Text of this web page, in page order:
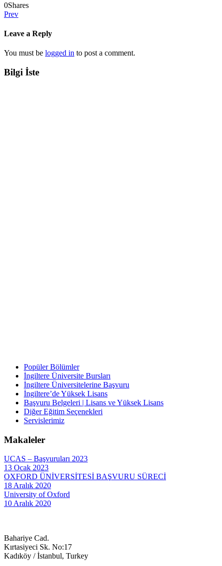
0Shares
Prev
Leave a Reply
You must be logged in to post a comment.
Bilgi İste
Popüler Bölümler
İngiltere Üniversite Bursları
İngiltere Üniversitelerine Başvuru
İngiltere’de Yüksek Lisans
Başvuru Belgeleri | Lisans ve Yüksek Lisans
Diğer Eğitim Seçenekleri
Servislerimiz
Makaleler
UCAS – Başvuruları 2023
13 Ocak 2023
OXFORD ÜNİVERSİTESİ BAŞVURU SÜRECİ
18 Aralık 2020
University of Oxford
10 Aralık 2020
Bahariye Cad.
Kırtasiyeci Sk. No:17
Kadıköy / İstanbul, Turkey